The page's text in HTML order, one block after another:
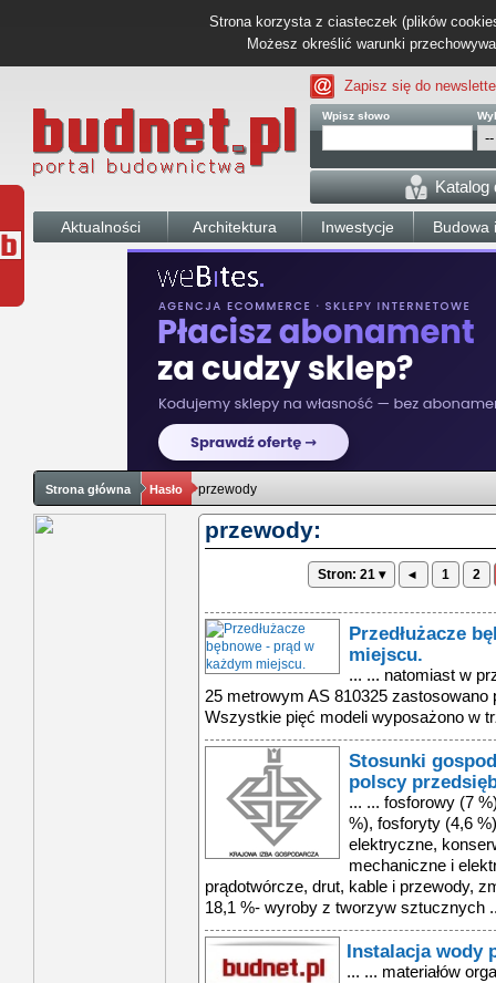
Strona korzysta z ciasteczek (plików
Możesz określić warunki
Zapisz się do
Wpisz słowo
Katalog
Aktualności Architektura Inwestycje Budowa
Strona główna Hasło przewody
przewody:
Stron: 21 ▾ ◂ 1 2
Przedłużacze
miejscu.
... ... natomiast w
25 metrowym AS 810325
Wszystkie pięć modeli wyposażono w
Stosunki
polscy
... ... fosforowy (7
%), fosforyty (4,6
elektryczne,
mechaniczne i
prądotwórcze, drut, kable i przewody,
18,1 %- wyroby z tworzyw sztucznych
Instalacja wody
... ... materiałów